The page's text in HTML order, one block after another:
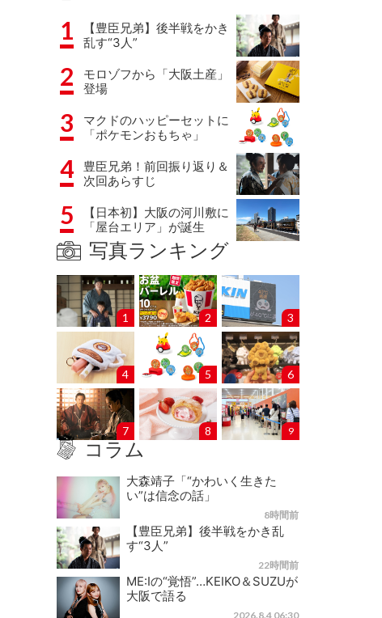
1
【豊臣兄弟】後半戦をかき
乱す“3人”
2
モロゾフから「大阪土産」
登場
3
マクドのハッピーセットに
「ポケモンおもちゃ」
4
豊臣兄弟！前回振り返り＆
次回あらすじ
5
【日本初】大阪の河川敷に
「屋台エリア」が誕生
写真ランキング
1 2 3
4 5 6
7 8 9
コラム
大森靖子「“かわいく生きた
い”は信念の話」
8時間前
【豊臣兄弟】後半戦をかき乱
す“3人”
22時間前
ME:Iの“覚悟”…KEIKO＆SUZUが
大阪で語る
2026.8.4 06:30